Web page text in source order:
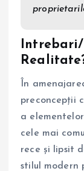
În
preconcepții
a
cele mai
rece și lipsit
stilul modern